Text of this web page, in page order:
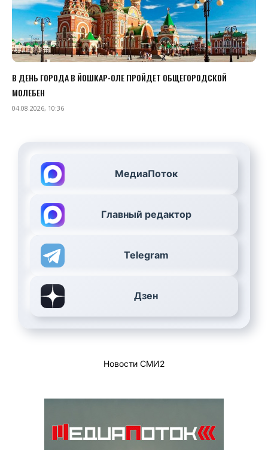
В ДЕНЬ ГОРОДА В ЙОШКАР-ОЛЕ ПРОЙДЕТ ОБЩЕГОРОДСКОЙ
МОЛЕБЕН
04.08.2026, 10:36
МедиаПоток
Главный редактор
Telegram
Дзен
Новости СМИ2